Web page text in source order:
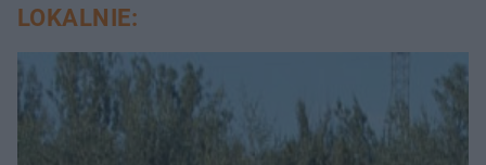
LOKALNIE: